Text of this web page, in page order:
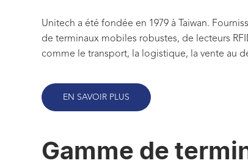
Unitech a été fondée en 1979 à Taiwan.
de terminaux mobiles robustes, de lecteurs
comme le transport, la logistique, la vente au
EN SAVOIR PLUS
Gamme de